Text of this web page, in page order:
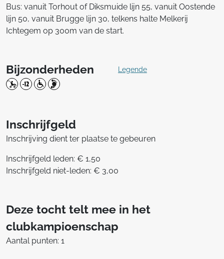
Bus: vanuit Torhout of Diksmuide lijn 55, vanuit Oostende
lijn 50, vanuit Brugge lijn 30, telkens halte Melkerij
Ichtegem op 300m van de start.
Bijzonderheden Legende
Inschrijfgeld
Inschrijving dient ter plaatse te gebeuren
Inschrijfgeld leden: € 1,50
Inschrijfgeld niet-leden: € 3,00
Deze tocht telt mee in het
clubkampioenschap
Aantal punten: 1